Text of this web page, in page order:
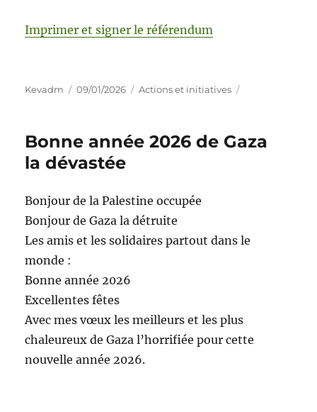
Imprimer et signer le référendum
Kevadm 09/01/2026 Actions et initiatives
Bonne année 2026 de Gaza
la dévastée
Bonjour de la Palestine occupée
Bonjour de Gaza la détruite
Les amis et les solidaires partout dans le
monde :
Bonne année 2026
Excellentes fêtes
Avec mes vœux les meilleurs et les plus
chaleureux de Gaza l’horrifiée pour cette
nouvelle année 2026.